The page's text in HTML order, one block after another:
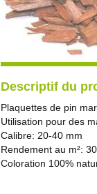
Descriptif du
Plaquettes de pin
Utilisation pour des
Calibre: 20-40 mm
Rendement au m²:
Coloration 100%